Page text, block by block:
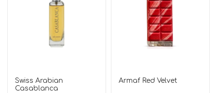
Swiss Arabian
Casablanca
Armaf Red Velvet